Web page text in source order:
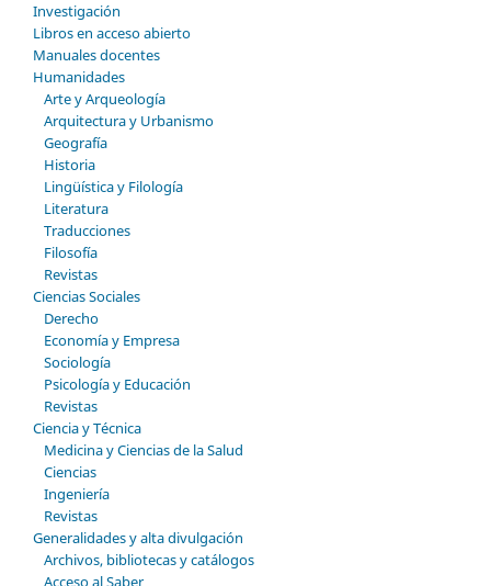
Investigación
Libros en acceso abierto
Manuales docentes
Humanidades
Arte y Arqueología
Arquitectura y Urbanismo
Geografía
Historia
Lingüística y Filología
Literatura
Traducciones
Filosofía
Revistas
Ciencias Sociales
Derecho
Economía y Empresa
Sociología
Psicología y Educación
Revistas
Ciencia y Técnica
Medicina y Ciencias de la Salud
Ciencias
Ingeniería
Revistas
Generalidades y alta divulgación
Archivos, bibliotecas y catálogos
Acceso al Saber